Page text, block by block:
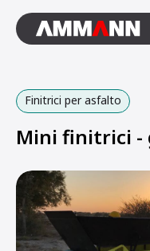
Finitrici per asfalto
Mini finitrici -